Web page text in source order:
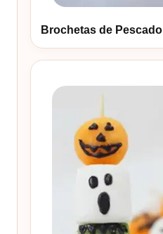
Brochetas de Pescado